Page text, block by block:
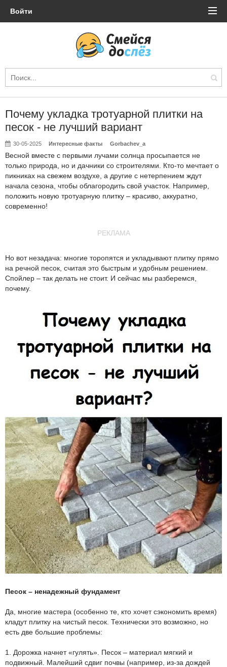
Войти
Почему укладка тротуарной плитки на
песок - не лучший вариант
30-05-2025 Интересные факты Gorbachev_a
Весной вместе с первыми лучами солнца просыпается не
только природа, но и дачники со строителями. Кто-то мечтает о
пикниках на свежем воздухе, а другие с нетерпением ждут
начала сезона, чтобы облагородить свой участок. Например,
положить новую тротуарную плитку – красиво, аккуратно,
современно!
РЕКЛАМА
Но вот незадача: многие торопятся и укладывают плитку прямо
на речной песок, считая это быстрым и удобным решением.
Спойлер – так делать не стоит. И сейчас мы разберемся,
почему.
Песок – ненадежный фундамент
Да, многие мастера (особенно те, кто хочет сэкономить время)
кладут плитку на чистый песок. Технически это возможно, но
есть две большие проблемы:
1. Дорожка начнет «гулять». Песок – материал мягкий и
подвижный. Малейший сдвиг почвы (например, из-за дождей